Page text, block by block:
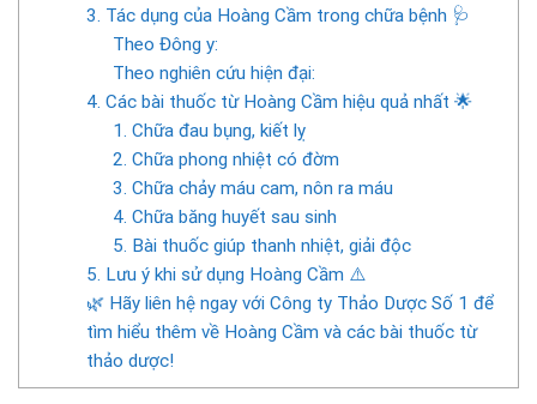
3. Tác dụng của Hoàng Cầm trong chữa bệnh 🩺
Theo Đông y:
Theo nghiên cứu hiện đại:
4. Các bài thuốc từ Hoàng Cầm hiệu quả nhất 🌟
1. Chữa đau bụng, kiết lỵ
2. Chữa phong nhiệt có đờm
3. Chữa chảy máu cam, nôn ra máu
4. Chữa băng huyết sau sinh
5. Bài thuốc giúp thanh nhiệt, giải độc
5. Lưu ý khi sử dụng Hoàng Cầm ⚠️
🌿 Hãy liên hệ ngay với Công ty Thảo Dược Số 1 để
tìm hiểu thêm về Hoàng Cầm và các bài thuốc từ
thảo dược!